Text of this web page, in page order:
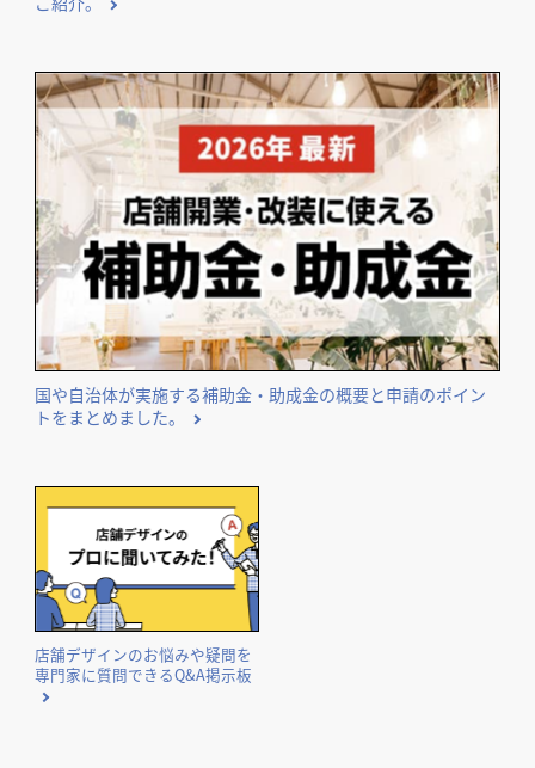
国や自治体が実施する補助金・助成金の概要と申請のポイン
トをまとめました。
店舗デザインのお悩みや疑問を
専門家に質問できるQ&A掲示板